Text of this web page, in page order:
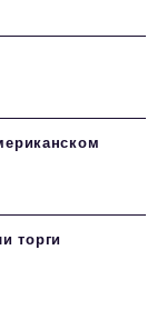
торги